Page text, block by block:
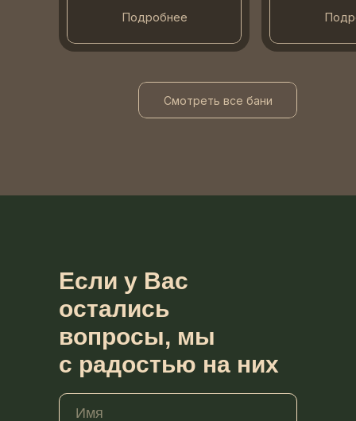
Подробнее
Смотреть все бани
Если у Вас
остались
вопросы, мы
с радостью на них
ответим